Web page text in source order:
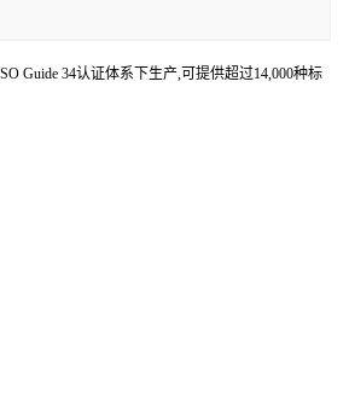
Guide 34认证体系下生产,可提供超过14,000种标